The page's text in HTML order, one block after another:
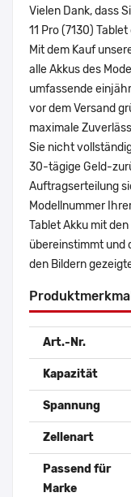
Vielen Dank, dass
11 Pro (7130)
Mit dem Kauf
alle Akkus des
umfassende
vor dem Versand
maximale
Sie nicht
30-tägige Geld-
Auftragserteilung
Modellnummer
Tablet Akku mit
übereinstimmt und
den Bildern
Art.-Nr.
Kapazität
Spannung
Zellenart
Passend für
Marke